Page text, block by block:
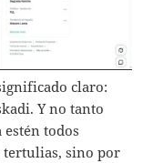
claro:
Y no tanto
todos
tertulias, sino por